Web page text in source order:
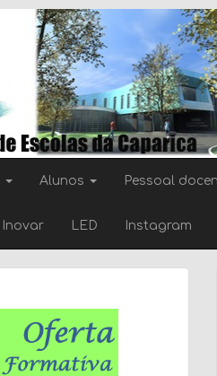
Alunos Pessoal
Inovar LED Instagram